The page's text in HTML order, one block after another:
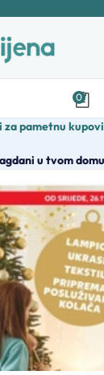
0
za pametnu
u tvom domu